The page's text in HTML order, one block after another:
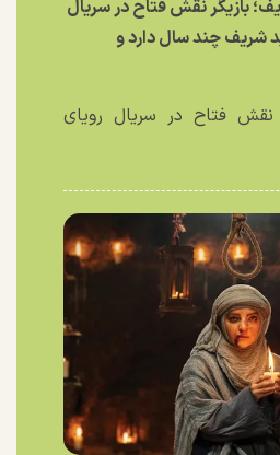
بازیگر نقش فتاح در سریال
شریف چند سال دارد و
نقش فتاح در سریال رویای